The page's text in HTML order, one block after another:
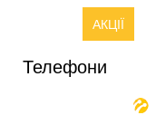
АКЦІЇ
Телефони